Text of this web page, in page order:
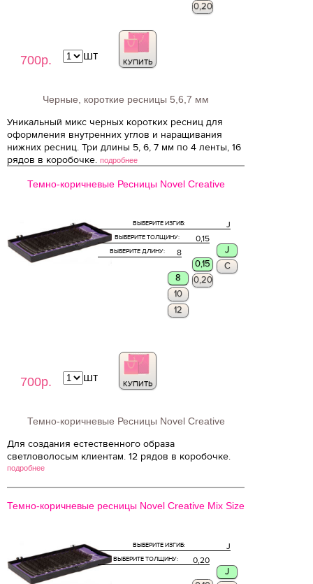
700р.
0,20
КУПИТЬ
шт
Черные, короткие ресницы 5,6,7 мм
Уникальный микс черных коротких ресниц для
оформления внутренних углов и наращивания
нижних ресниц. Три длины 5, 6, 7 мм по 4 ленты, 16
рядов в коробочке. подробнее
Темно-коричневые Ресницы Novel Creative
700р.
J
ВЫБЕРИТЕ ИЗГИБ:
0,15
ВЫБЕРИТЕ ТОЛЩИНУ:
8
ВЫБЕРИТЕ ДЛИНУ:
J
0,15
8
10
12
0,20
C
КУПИТЬ
шт
Темно-коричневые Ресницы Novel Creative
Для создания естественного образа
светловолосым клиентам. 12 рядов в коробочке.
подробнее
Темно-коричневые ресницы Novel Creative Mix Size
J
ВЫБЕРИТЕ ИЗГИБ:
0,20
ВЫБЕРИТЕ ТОЛЩИНУ:
J